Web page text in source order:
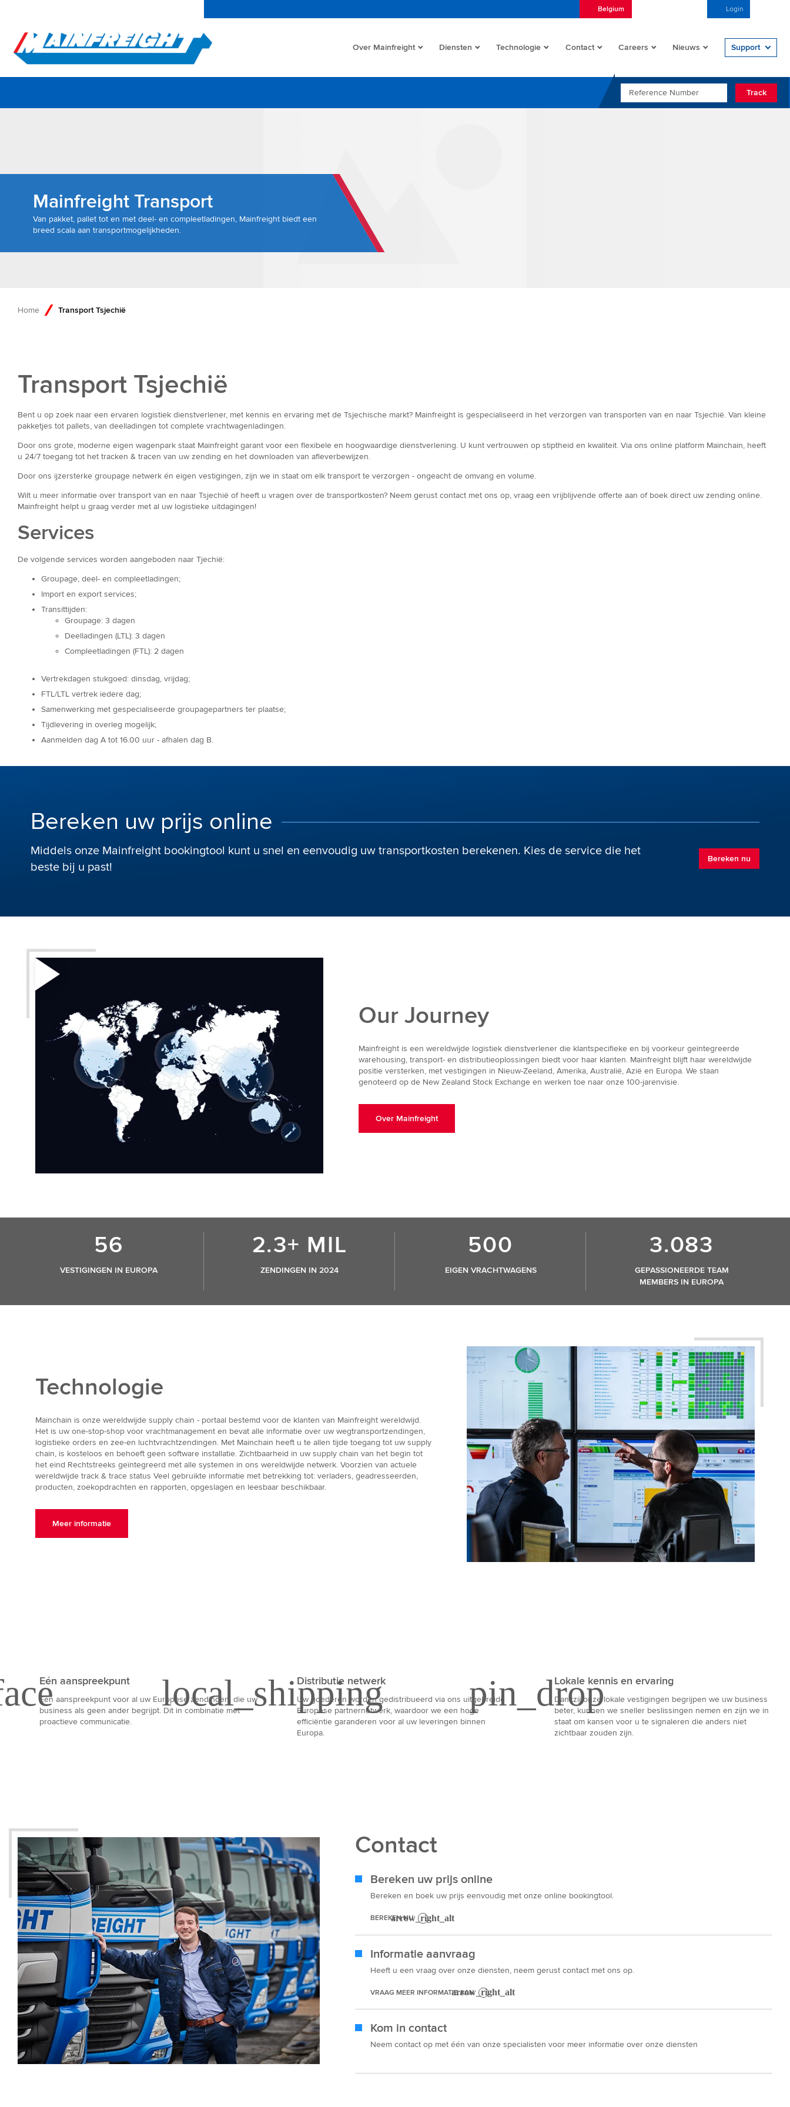
Belgium Login
Go to Home
Over Mainfreight Diensten Technologie Contact Careers Nieuws Support
REFERENCE NUMBER
Track
Mainfreight Transport
Van pakket, pallet tot en met deel- en compleetladingen, Mainfreight biedt een
breed scala aan transportmogelijkheden.
Home Transport Tsjechië
Transport Tsjechië
Bent u op zoek naar een ervaren logistiek dienstverlener, met kennis en ervaring met de Tsjechische markt? Mainfreight is gespecialiseerd in het verzorgen van transporten van en naar Tsjechië. Van kleine
pakketjes tot pallets, van deelladingen tot complete vrachtwagenladingen.
Door ons grote, moderne eigen wagenpark staat Mainfreight garant voor een flexibele en hoogwaardige dienstverlening. U kunt vertrouwen op stiptheid en kwaliteit. Via ons online platform Mainchain, heeft
u 24/7 toegang tot het tracken & tracen van uw zending en het downloaden van afleverbewijzen.
Door ons ijzersterke groupage netwerk én eigen vestigingen, zijn we in staat om elk transport te verzorgen - ongeacht de omvang en volume.
Wilt u meer informatie over transport van en naar Tsjechië of heeft u vragen over de transportkosten? Neem gerust contact met ons op, vraag een vrijblijvende offerte aan of boek direct uw zending online.
Mainfreight helpt u graag verder met al uw logistieke uitdagingen!
Services
De volgende services worden aangeboden naar Tjechië:
Groupage, deel- en compleetladingen;
Import en export services;
Transittijden:
Groupage: 3 dagen
Deelladingen (LTL): 3 dagen
Compleetladingen (FTL): 2 dagen
Vertrekdagen stukgoed: dinsdag, vrijdag;
FTL/LTL vertrek iedere dag;
Samenwerking met gespecialiseerde groupagepartners ter plaatse;
Tijdlevering in overleg mogelijk;
Aanmelden dag A tot 16.00 uur - afhalen dag B.
Bereken uw prijs online
Middels onze Mainfreight bookingtool kunt u snel en eenvoudig uw transportkosten berekenen. Kies de service die het
beste bij u past!
Bereken nu
Our Journey
Mainfreight is een wereldwijde logistiek dienstverlener die klantspecifieke en bij voorkeur geïntegreerde
warehousing, transport- en distributieoplossingen biedt voor haar klanten. Mainfreight blijft haar wereldwijde
positie versterken, met vestigingen in Nieuw-Zeeland, Amerika, Australië, Azië en Europa. We staan
genoteerd op de New Zealand Stock Exchange en werken toe naar onze 100-jarenvisie.
Over Mainfreight
56
VESTIGINGEN IN EUROPA
2.3+ MIL
ZENDINGEN IN 2024
500
EIGEN VRACHTWAGENS
3.083
GEPASSIONEERDE TEAM
MEMBERS IN EUROPA
Technologie
Mainchain is onze wereldwijde supply chain - portaal bestemd voor de klanten van Mainfreight wereldwijd.
Het is uw one-stop-shop voor vrachtmanagement en bevat alle informatie over uw wegtransportzendingen,
logistieke orders en zee-en luchtvrachtzendingen. Met Mainchain heeft u te allen tijde toegang tot uw supply
chain, is kosteloos en behoeft geen software installatie. Zichtbaarheid in uw supply chain van het begin tot
het eind Rechtstreeks geïntegreerd met alle systemen in ons wereldwijde netwerk. Voorzien van actuele
wereldwijde track & trace status Veel gebruikte informatie met betrekking tot: verladers, geadresseerden,
producten, zoekopdrachten en rapporten, opgeslagen en leesbaar beschikbaar.
Meer informatie
Eén aanspreekpunt
Eén aanspreekpunt voor al uw Europese zendingen, die uw
business als geen ander begrijpt. Dit in combinatie met
proactieve communicatie.
Distributie netwerk
Uw goederen worden gedistribueerd via ons uitgebreide
Europese partnernetwerk, waardoor we een hoge
efficiëntie garanderen voor al uw leveringen binnen
Europa.
Lokale kennis en ervaring
Dankzij onze lokale vestigingen begrijpen we uw business
beter, kunnen we sneller beslissingen nemen en zijn we in
staat om kansen voor u te signaleren die anders niet
zichtbaar zouden zijn.
Contact
Bereken uw prijs online
Bereken en boek uw prijs eenvoudig met onze online bookingtool.
BEREKEN NU
Informatie aanvraag
Heeft u een vraag over onze diensten, neem gerust contact met ons op.
VRAAG MEER INFORMATIE AAN
Kom in contact
Neem contact op met één van onze specialisten voor meer informatie over onze diensten